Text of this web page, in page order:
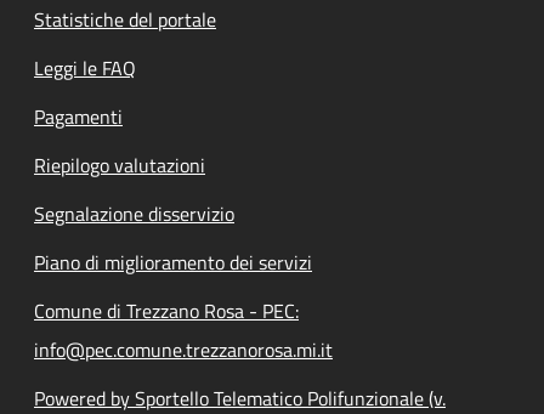
Statistiche del portale
Leggi le FAQ
Pagamenti
Riepilogo valutazioni
Segnalazione disservizio
Piano di miglioramento dei servizi
Comune di Trezzano Rosa - PEC:
info@pec.comune.trezzanorosa.mi.it
Powered by Sportello Telematico Polifunzionale (v.